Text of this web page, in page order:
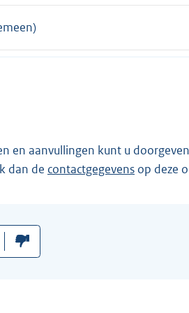
en aanvullingen kunt u
dan de contactgegevens op deze